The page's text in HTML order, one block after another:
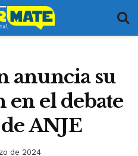
anuncia su
el debate
ANJE
de 2024